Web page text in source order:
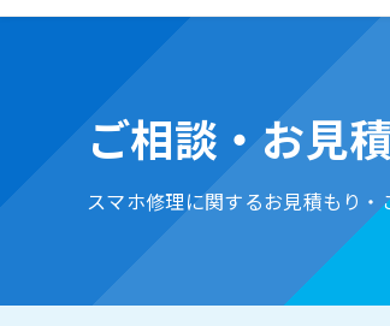
ご相談・お見
スマホ修理に関するお見積もり・